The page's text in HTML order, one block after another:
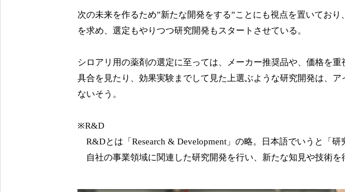
次の未来を作るため”新たな開発をする”ことにも視点を置いてお
を求め、選定もやりつつ研究開発もスタートさせている。
シロアリ用の薬剤の選定に至っては、メーカー推奨品や、価格を
具合を見たり、効果実験までして見た上選ぶような研究開発は、
ないそう。
※R&D
R&Dとは「Research & Development」の略。日本語でいうと「研
自社の事業領域に関連した研究開発を行い、新たな知見や技術を